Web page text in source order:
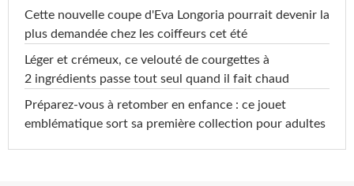
Cette nouvelle coupe d'Eva Longoria pourrait devenir la
plus demandée chez les coiffeurs cet été
Léger et crémeux, ce velouté de courgettes à
2 ingrédients passe tout seul quand il fait chaud
Préparez-vous à retomber en enfance : ce jouet
emblématique sort sa première collection pour adultes